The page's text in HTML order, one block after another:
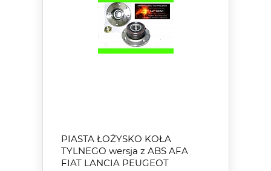
PIASTA ŁOŻYSKO KOŁA
TYLNEGO wersja z ABS AFA
FIAT LANCIA PEUGEOT